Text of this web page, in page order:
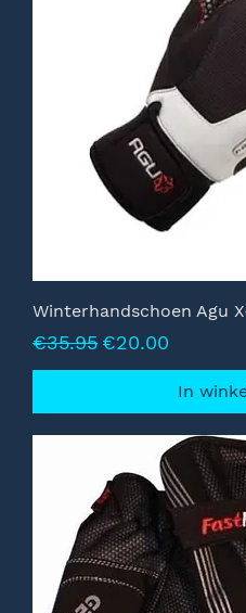
Winterhandschoen Agu
Normale prijs
€35.95 Verkoopprijs
€20.00
In